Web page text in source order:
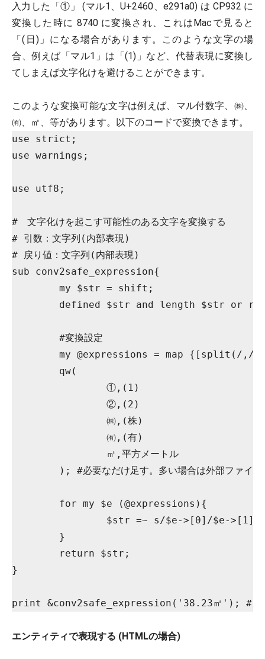
入力した「①」 (マル1、U+2460、e291a0) は CP932 に
変換した時に 8740 に変換され、これはMacで見ると
「(日)」になる場合があります。このような文字の場
合、例えば「マル1」は「(1)」など、代替表現に変換し
てしまえば文字化けを避けることができます。
このような変換可能な文字は例えば、マル付数字、㈱、
㈲、㎡、等があります。以下のコードで変換できます。
use strict;
use warnings;
use utf8;
#　文字化けを起こす可能性のある文字を変換する
# 引数：文字列(内部表現)
# 戻り値：文字列(内部表現)
sub conv2safe_expression{
}
print &conv2safe_expression('38.23㎡'); #
エンティティで表現する (HTMLの場合)